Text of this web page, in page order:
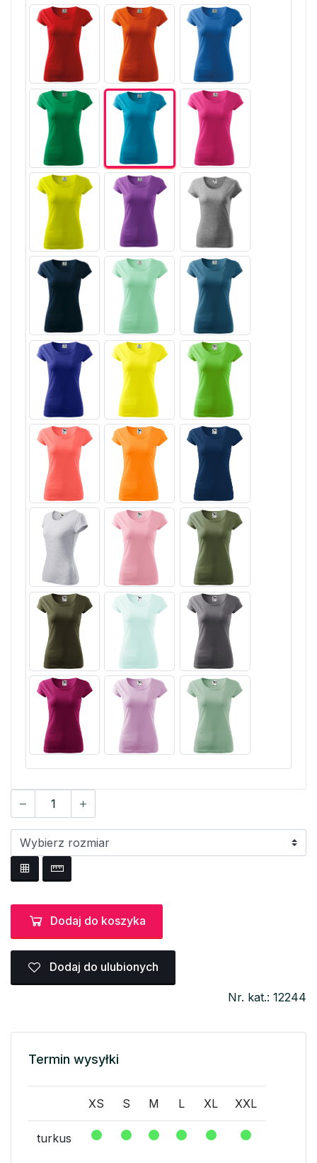
Dodaj do koszyka
Dodaj do ulubionych
Nr. kat.: 12244
Termin wysyłki
XS S M L XL XXL
turkus